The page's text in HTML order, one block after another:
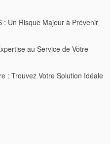
: Un Risque Majeur à Prévenir
au Service de Votre
: Trouvez Votre Solution Idéale